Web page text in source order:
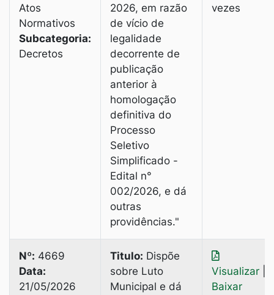
Atos
Normativos
Subcategoria:
Decretos
2026, em razão
de vício de
legalidade
decorrente de
publicação
anterior à
homologação
definitiva do
Processo
Seletivo
Simplificado -
Edital n°
002/2026, e dá
outras
providências."
vezes
Nº: 4669
Data:
21/05/2026
Titulo: Dispõe
sobre Luto
Municipal e dá
Visualizar
Baixar